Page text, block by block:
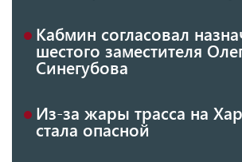
Кабмин согласовал
шестого заместителя
Синегубова
Из-за жары трасса на
стала опасной